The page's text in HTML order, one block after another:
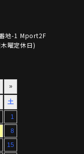
地-1 Mport2F
曜定休日)